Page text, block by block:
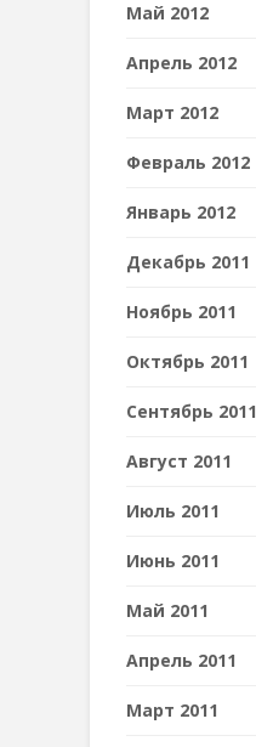
Май 2012
Апрель 2012
Март 2012
Февраль 2012
Январь 2012
Декабрь 2011
Ноябрь 2011
Октябрь 2011
Сентябрь 2011
Август 2011
Июль 2011
Июнь 2011
Май 2011
Апрель 2011
Март 2011